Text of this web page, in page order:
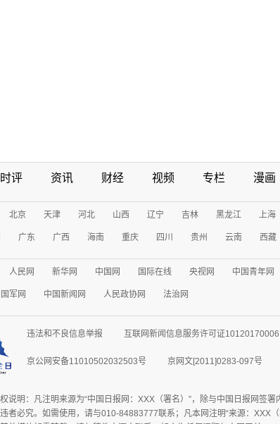
时评 资讯 财经 视频 专栏 漫画
北京 天津 河北 山西 辽宁 吉林 黑龙江 上海
广东 广西 海南 重庆 四川 贵州 云南 西藏
人民网 新华网 中国网 国际在线 央视网 中国青年网
军网 中国新闻网 人民政协网 法治网
违法和不良信息举报 互联网新闻信息服务许可证10120170006
京公网安备11010502032503号 京网文[2011]0283-097号
说明：凡注明来源为“中国日报网：XXX（署名）”，除与中国日报网签
者必究。如需使用，请与010-84883777联系；凡本网注明“来源：XXX